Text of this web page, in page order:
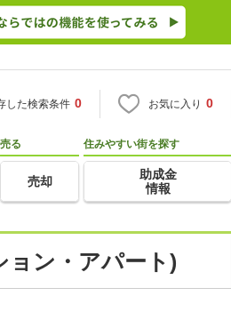
した検索条件 0 お気に入り 0
売る
売却
住みやすい街を探す
助成金
情報
ョン・アパート)